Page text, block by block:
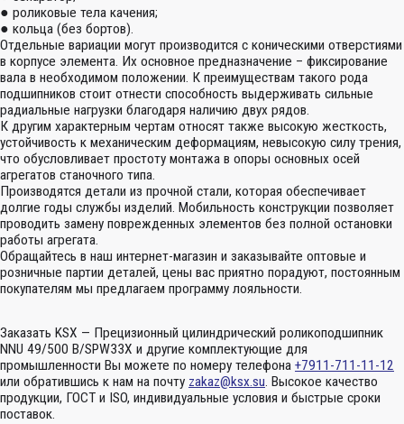
● роликовые тела качения;
● кольца (без бортов).
Отдельные вариации могут производится с коническими отверстиями
в корпусе элемента. Их основное предназначение – фиксирование
вала в необходимом положении. К преимуществам такого рода
подшипников стоит отнести способность выдерживать сильные
радиальные нагрузки благодаря наличию двух рядов.
К другим характерным чертам относят также высокую жесткость,
устойчивость к механическим деформациям, невысокую силу трения,
что обусловливает простоту монтажа в опоры основных осей
агрегатов станочного типа.
Производятся детали из прочной стали, которая обеспечивает
долгие годы службы изделий. Мобильность конструкции позволяет
проводить замену поврежденных элементов без полной остановки
работы агрегата.
Обращайтесь в наш интернет-магазин и заказывайте оптовые и
розничные партии деталей, цены вас приятно порадуют, постоянным
покупателям мы предлагаем программу лояльности.
Заказать KSX — Прецизионный цилиндрический роликоподшипник
NNU 49/500 B/SPW33X и другие комплектующие для
промышленности Вы можете по номеру телефона +7911-711-11-12
или обратившись к нам на почту zakaz@ksx.su. Высокое качество
продукции, ГОСТ и ISO, индивидуальные условия и быстрые сроки
поставок.